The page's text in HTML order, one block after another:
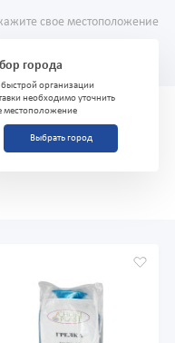
свое местоположение
города
организации
необходимо уточнить
местоположение
Выбрать город
Кружка